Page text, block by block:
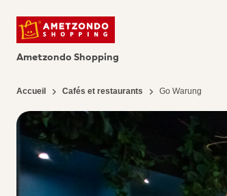
Ametzondo Shopping
Accueil Cafés et restaurants Go Warung